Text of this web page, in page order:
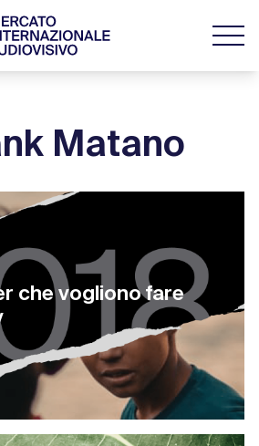
Matano
che vogliono fare